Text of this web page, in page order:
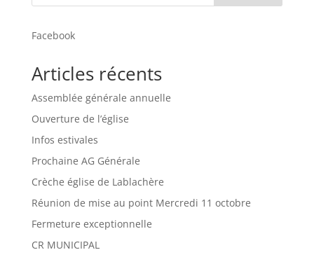
Facebook
Articles récents
Assemblée générale annuelle
Ouverture de l’église
Infos estivales
Prochaine AG Générale
Crèche église de Lablachère
Réunion de mise au point Mercredi 11 octobre
Fermeture exceptionnelle
CR MUNICIPAL